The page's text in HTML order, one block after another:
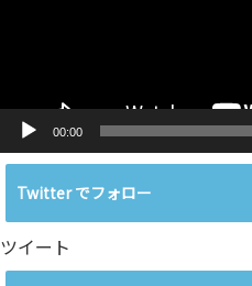
00:00
Twitter でフォロー
ツイート